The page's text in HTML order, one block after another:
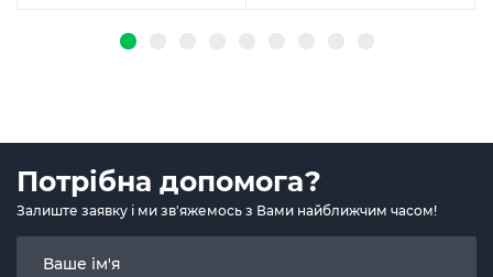
Потрібна допомога?
Залиште заявку і ми зв'яжемось з Вами найближчим часом!